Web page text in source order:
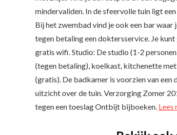
mindervaliden. In de sfeervolle tuin ligt
Bij het zwembad vind je ook een bar
tegen betaling een doktersservice. Je
gratis wifi. Studio: De studio (1-2
(tegen betaling), koelkast, kitchenette
(gratis). De badkamer is voorzien van
uitzicht over de tuin. Verzorging Zomer
tegen een toeslag Ontbijt bijboeken. Lees